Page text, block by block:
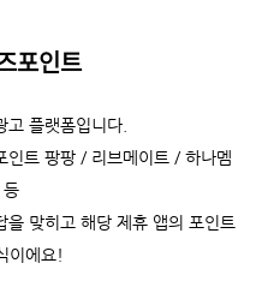
포인트
고 플랫폼입니다.
인트 팡팡 / 리브메이트 / 하나멤
등
맞히고 해당 제휴 앱의 포인트
이에요!